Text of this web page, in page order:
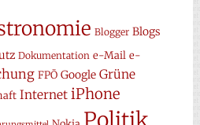
Blogger Blogs
Dokumentation e-Mail e-
FPÖ Google Grüne
Internet iPhone